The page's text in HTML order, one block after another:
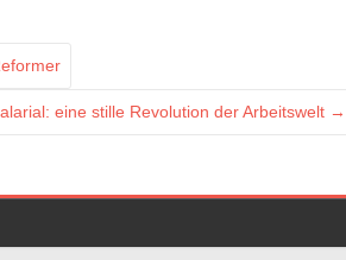
eine stille Revolution der Arbeitswelt →